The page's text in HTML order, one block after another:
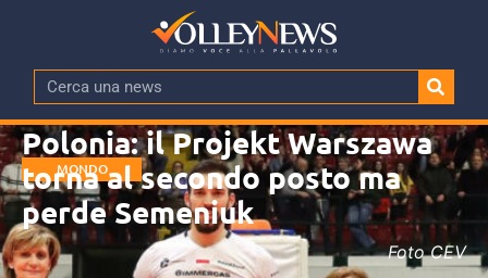
MONDO
Polonia: il Projekt Warszawa
torna al secondo posto ma
perde Semeniuk
Foto CEV